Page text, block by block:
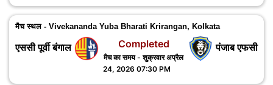
मैच स्थल - Vivekananda Yuba Bharati Krirangan, Kolkata
एससी पूर्वी बंगाल पंजाब एफसी
Completed
मैच का समय - शुक्रवार अप्रैल
24, 2026 07:30 PM